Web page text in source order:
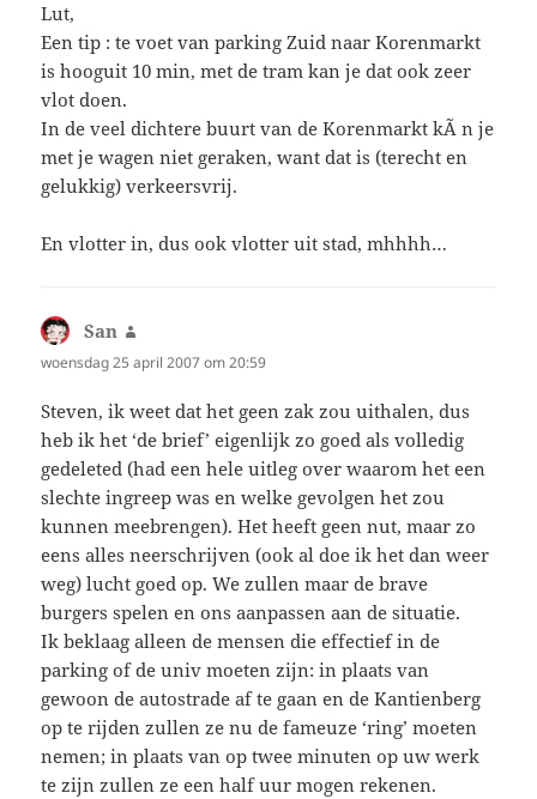
Lut,
Een tip : te voet van parking Zuid naar Korenmarkt
is hooguit 10 min, met de tram kan je dat ook zeer
vlot doen.
In de veel dichtere buurt van de Korenmarkt kÃ n je
met je wagen niet geraken, want dat is (terecht en
gelukkig) verkeersvrij.
En vlotter in, dus ook vlotter uit stad, mhhhh…
San
woensdag 25 april 2007 om 20:59
Steven, ik weet dat het geen zak zou uithalen, dus
heb ik het ‘de brief’ eigenlijk zo goed als volledig
gedeleted (had een hele uitleg over waarom het een
slechte ingreep was en welke gevolgen het zou
kunnen meebrengen). Het heeft geen nut, maar zo
eens alles neerschrijven (ook al doe ik het dan weer
weg) lucht goed op. We zullen maar de brave
burgers spelen en ons aanpassen aan de situatie.
Ik beklaag alleen de mensen die effectief in de
parking of de univ moeten zijn: in plaats van
gewoon de autostrade af te gaan en de Kantienberg
op te rijden zullen ze nu de fameuze ‘ring’ moeten
nemen; in plaats van op twee minuten op uw werk
te zijn zullen ze een half uur mogen rekenen.